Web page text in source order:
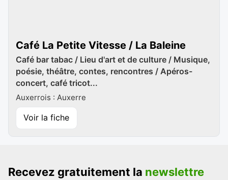
Café La Petite Vitesse / La Baleine
Café bar tabac / Lieu d'art et de culture / Musique,
poésie, théâtre, contes, rencontres / Apéros-
concert, café tricot...
Auxerrois : Auxerre
Voir la fiche
Recevez gratuitement la newslettre